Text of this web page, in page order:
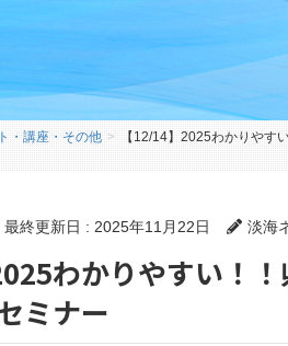
・講座・その他 【12/14】2025わかりやす
最終更新日 : 2025年11月22日 淡海
ミナー